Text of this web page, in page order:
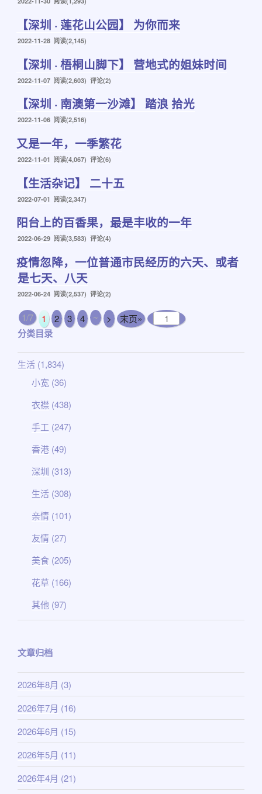
【深圳 · 莲花山公园】 为你而来
发
2022-11-28 阅读(2,145)
【深圳 · 梧桐山脚下】 营地式的姐妹时间
发
2022-11-07 阅读(2,603) 评论(2)
【深圳 · 南澳第一沙滩】 踏浪 拾光
发
于
2022-11-06 阅读(2,516)
又是一年，一季繁花
发
2022-11-01 阅读(4,067) 评论(6)
【生活杂记】 二十五
发
于
2022-07-01 阅读(2,347)
阳台上的百香果，最是丰收的一年
发
于
2022-06-29 阅读(3,583) 评论(4)
疫情忽降，一位普通市民经历的六天、或者
是七天、八天
发
于
2022-06-24 阅读(2,537) 评论(2)
1/7 1 2 3 4 ~ > 末页»
分类目录
生活 (1,834)
小宽 (36)
衣襟 (438)
手工 (247)
香港 (49)
深圳 (313)
生活 (308)
亲情 (101)
友情 (27)
美食 (205)
花草 (166)
其他 (97)
文章归档
2026年8月 (3)
2026年7月 (16)
2026年6月 (15)
2026年5月 (11)
2026年4月 (21)